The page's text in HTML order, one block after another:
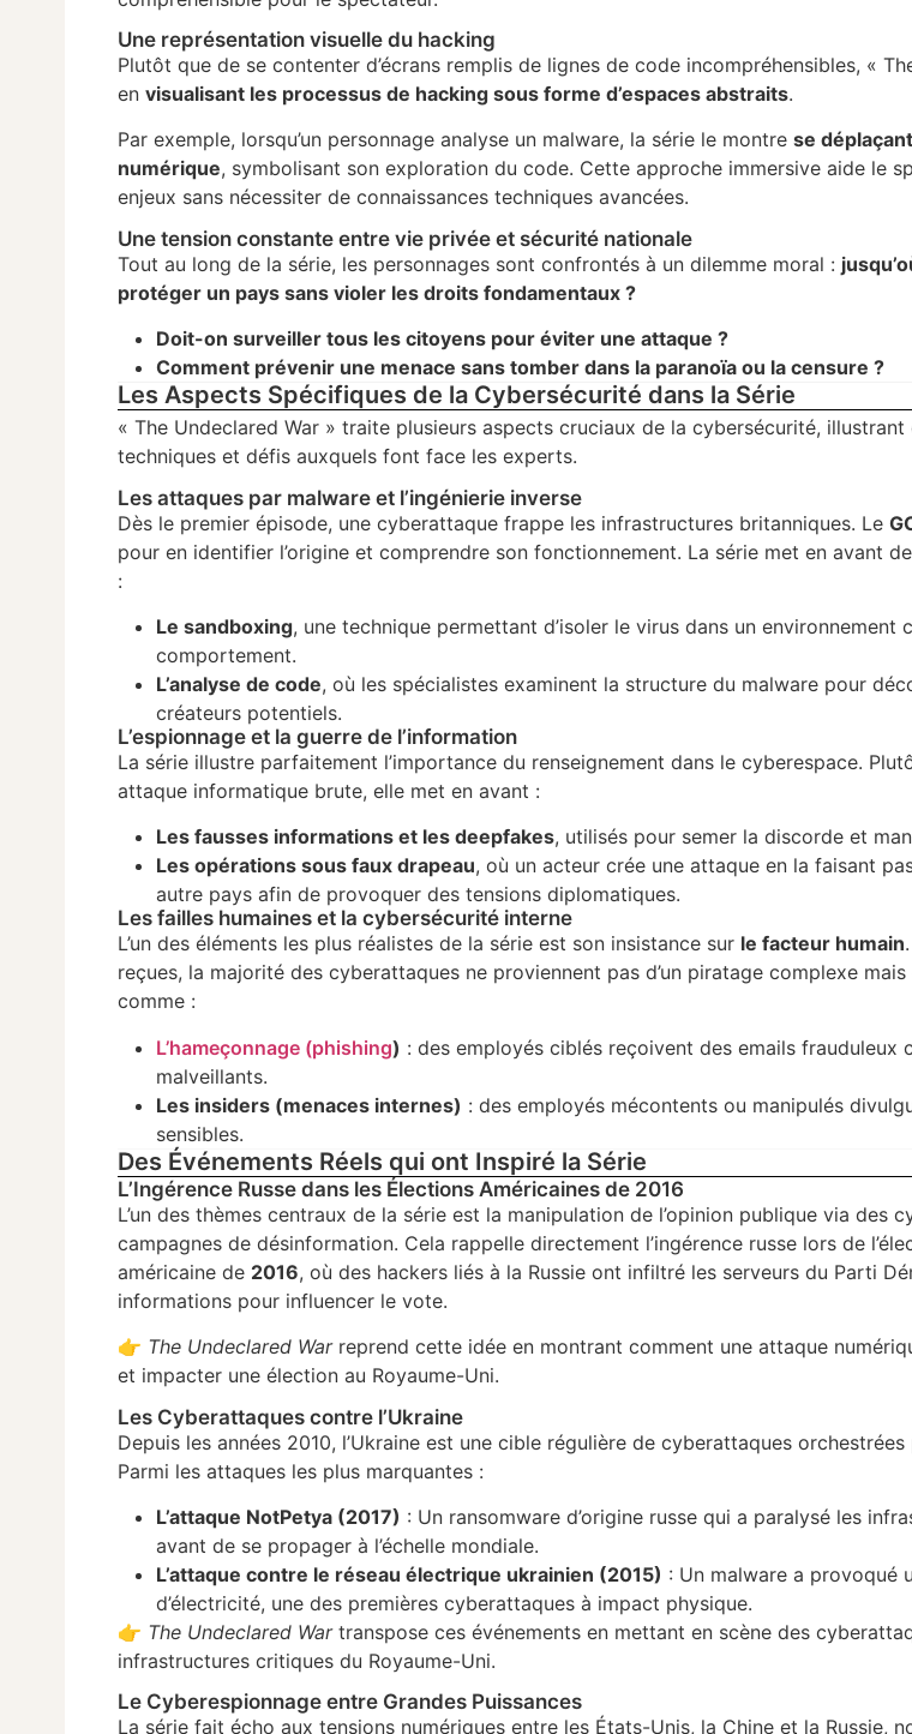
Une représentation visuelle du hacking
Plutôt que de se contenter d’écrans remplis de lignes de code incompréhensibles, «
envisualisant les processus de hacking sous forme d’espaces abstraits.
Par exemple, lorsqu’un personnage analyse un malware, la série le montrese
numérique, symbolisant son exploration du code. Cette approche immersive aide le
enjeux sans nécessiter de connaissances techniques avancées.
Une tension constante entre vie privée et sécurité nationale
Tout au long de la série, les personnages sont confrontés à un dilemme moral :
protéger un pays sans violer les droits fondamentaux ?
Doit-on surveiller tous les citoyens pour éviter une attaque ?
Comment prévenir une menace sans tomber dans la paranoïa ou la censure ?
Les Aspects Spécifiques de la Cybersécurité dans la Série
« The Undeclared War » traite plusieurs aspects cruciaux de la cybersécurité,
techniques et défis auxquels font face les experts.
Les attaques par malware et l’ingénierie inverse
Dès le premier épisode, une cyberattaque frappe les infrastructures britanniques. Le
pour en identifier l’origine et comprendre son fonctionnement. La série met en avant
:
Le sandboxing, une technique permettant d’isoler le virus dans un
comportement.
L’analyse de code, où les spécialistes examinent la structure du malware pour
créateurs potentiels.
L’espionnage et la guerre de l’information
La série illustre parfaitement l’importance du renseignement dans le cyberespace.
attaque informatique brute, elle met en avant :
Les fausses informations et les deepfakes, utilisés pour semer la discorde et
Les opérations sous faux drapeau, où un acteur crée une attaque en la faisant
autre pays afin de provoquer des tensions diplomatiques.
Les failles humaines et la cybersécurité interne
L’un des éléments les plus réalistes de la série est son insistance sur le facteur humain
reçues, la majorité des cyberattaques ne proviennent pas d’un piratage complexe mais
comme :
L’hameçonnage (phishing) : des employés ciblés reçoivent des emails frauduleux
malveillants.
Les insiders (menaces internes) : des employés mécontents ou manipulés
sensibles.
Des Événements Réels qui ont Inspiré la Série
L’Ingérence Russe dans les Élections Américaines de 2016
L’un des thèmes centraux de la série est la manipulation de l’opinion publique via des
campagnes de désinformation. Cela rappelle directement l’ingérence russe lors de
américaine de 2016, où des hackers liés à la Russie ont infiltré les serveurs du Parti
informations pour influencer le vote.
👉 The Undeclared Warreprend cette idée en montrant comment une attaque
et impacter une élection au Royaume-Uni.
Les Cyberattaques contre l’Ukraine
Depuis les années 2010, l’Ukraine est une cible régulière de cyberattaques
Parmi les attaques les plus marquantes :
L’attaque NotPetya (2017) : Un ransomware d’origine russe qui a paralysé les
avant de se propager à l’échelle mondiale.
L’attaque contre le réseau électrique ukrainien (2015) : Un malware a provoqué
d’électricité, une des premières cyberattaques à impact physique.
👉 The Undeclared Wartranspose ces événements en mettant en scène des
infrastructures critiques du Royaume-Uni.
Le Cyberespionnage entre Grandes Puissances
La série fait écho aux tensions numériques entre les États-Unis, la Chine et la Russie,